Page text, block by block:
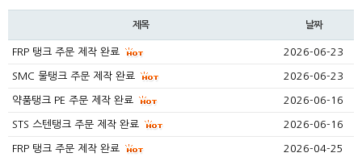
제목 날짜
FRP 탱크 주문 제작 완료 2026-06-23
SMC 물탱크 주문 제작 완료 2026-06-23
약품탱크 PE 주문 제작 완료 2026-06-16
STS 스텐탱크 주문 제작 완료 2026-06-16
FRP 탱크 주문 제작 완료 2026-04-25